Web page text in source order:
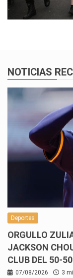
NOTICIAS
Deportes
ORGULLO
JACKSON
CLUB DEL 50-
07/08/2026 3